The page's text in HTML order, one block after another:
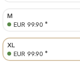
M
EUR 99.90 *
XL
EUR 99.90 *